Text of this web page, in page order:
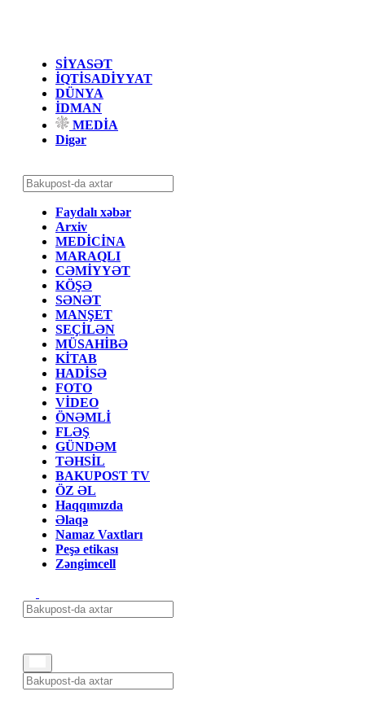
SİYASƏT
İQTİSADİYYAT
DÜNYA
İDMAN
MEDİA
Digər
Faydalı xəbər
Arxiv
MEDİCİNA
MARAQLI
CƏMİYYƏT
KÖŞƏ
SƏNƏT
MANŞET
SEÇİLƏN
MÜSAHİBƏ
KİTAB
HADİSƏ
FOTO
VİDEO
ÖNƏMLİ
FLƏŞ
GÜNDƏM
TƏHSİL
BAKUPOST TV
ÖZ ƏL
Haqqımızda
Əlaqə
Namaz Vaxtları
Peşə etikası
Zəngimcell